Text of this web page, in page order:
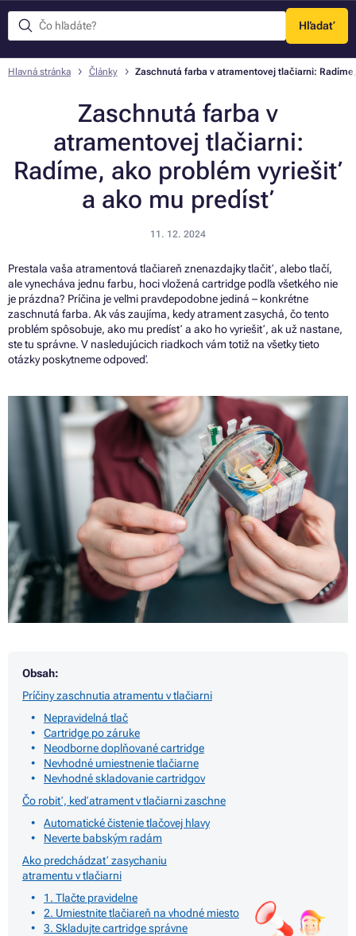
Hľadať
Menu
Hlavná stránka Články Zaschnutá farba v atramentovej tlačiarni:
Zaschnutá farba v
atramentovej tlačiarni:
Radíme, ako problém vyriešiť
a ako mu predísť
11. 12. 2024
Prestala vaša atramentová tlačiareň znenazdajky tlačiť, alebo tlačí,
ale vynecháva jednu farbu, hoci vložená cartridge podľa všetkého nie
je prázdna? Príčina je veľmi pravdepodobne jediná – konkrétne
zaschnutá farba. Ak vás zaujíma, kedy atrament zasychá, čo tento
problém spôsobuje, ako mu predísť a ako ho vyriešiť, ak už nastane,
ste tu správne. V nasledujúcich riadkoch vám totiž na všetky tieto
otázky poskytneme odpoveď.
Obsah:
Príčiny zaschnutia atramentu v tlačiarni
Nepravidelná tlač
Cartridge po záruke
Neodborne doplňované cartridge
Nevhodné umiestnenie tlačiarne
Nevhodné skladovanie cartridgov
Čo robiť, keď atrament v tlačiarni zaschne
Automatické čistenie tlačovej hlavy
Neverte babským radám
Ako predchádzať zasychaniu
atramentu v tlačiarni
1. Tlačte pravidelne
2. Umiestnite tlačiareň na vhodné miesto
3. Skladujte cartridge správne